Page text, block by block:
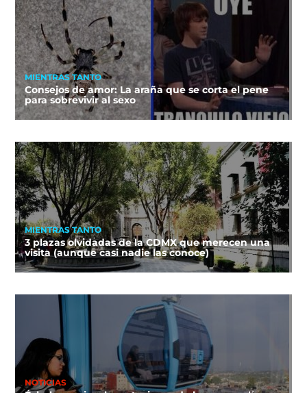
MIENTRAS TANTO
Consejos de amor: La araña que se corta el pene
para sobrevivir al sexo
MIENTRAS TANTO
3 plazas olvidadas de la CDMX que merecen una
visita (aunque casi nadie las conoce)
NOTICIAS